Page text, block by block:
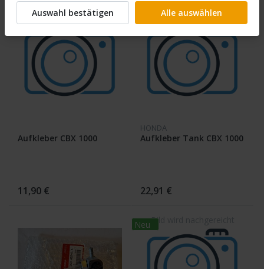
Aufkleber CBX 1000
11,90 €
HONDA
Aufkleber Tank CBX 1000
22,91 €
Neu
Auswahl bestätigen Alle auswählen